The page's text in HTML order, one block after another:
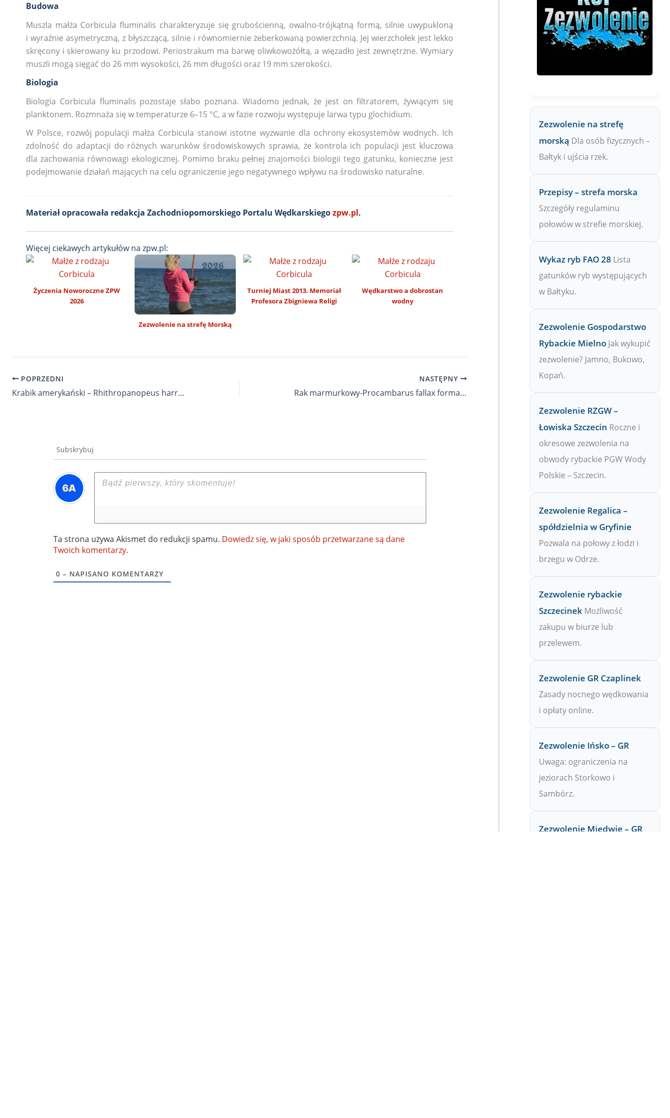
Budowa
Muszla małża Corbicula fluminalis charakteryzuje się grubościenną, owalno-trójkątną formą, silnie uwypukloną
i wyraźnie asymetryczną, z błyszczącą, silnie i równomiernie żeberkowaną powierzchnią. Jej wierzchołek jest lekko
skręcony i skierowany ku przodowi. Periostrakum ma barwę oliwkowożółtą, a więzadło jest zewnętrzne. Wymiary
muszli mogą sięgać do 26 mm wysokości, 26 mm długości oraz 19 mm szerokości.
Biologia
Biologia Corbicula fluminalis pozostaje słabo poznana. Wiadomo jednak, że jest on filtratorem, żywiącym się
planktonem. Rozmnaża się w temperaturze 6–15 °C, a w fazie rozwoju występuje larwa typu glochidium.
W Polsce, rozwój populacji małża Corbicula stanowi istotne wyzwanie dla ochrony ekosystemów wodnych. Ich
zdolność do adaptacji do różnych warunków środowiskowych sprawia, że kontrola ich populacji jest kluczowa
dla zachowania równowagi ekologicznej. Pomimo braku pełnej znajomości biologii tego gatunku, konieczne jest
podejmowanie działań mających na celu ograniczenie jego negatywnego wpływu na środowisko naturalne.
Materiał opracowała redakcja Zachodniopomorskiego Portalu Wędkarskiegozpw.pl.
Więcej ciekawych artykułów na zpw.pl:
Życzenia Noworoczne ZPW
2026
Zezwolenie na strefę Morską
Turniej Miast 2013. Memoriał
Profesora Zbigniewa Religi
Wędkarstwo a dobrostan
wodny
POPRZEDNI
Krabik amerykański – Rhithropanopeus harrisii
NASTĘPNY
Rak marmurkowy-Procambarus fallax forma virginalis
Subskrybuj
Ta strona używa Akismet do redukcji spamu. Dowiedz się, w jaki sposób przetwarzane są dane
Twoich komentarzy.
0 – NAPISANO KOMENTARZY
Zezwolenie na strefę
morską Dla osób fizycznych –
Bałtyk i ujścia rzek.
Przepisy – strefa morska
Szczegóły regulaminu
połowów w strefie morskiej.
Wykaz ryb FAO 28 Lista
gatunków ryb występujących
w Bałtyku.
Zezwolenie Gospodarstwo
Rybackie Mielno Jak wykupić
zezwolenie? Jamno, Bukowo,
Kopań.
Zezwolenie RZGW –
Łowiska Szczecin Roczne i
okresowe zezwolenia na
obwody rybackie PGW Wody
Polskie – Szczecin.
Zezwolenie Regalica –
spółdzielnia w Gryfinie
Pozwala na połowy z łodzi i
brzegu w Odrze.
Zezwolenie rybackie
Szczecinek Możliwość
zakupu w biurze lub
przelewem.
Zezwolenie GR Czaplinek
Zasady nocnego wędkowania
i opłaty online.
Zezwolenie Ińsko – GR
Uwaga: ograniczenia na
jeziorach Storkowo i
Sambórz.
Zezwolenie Miedwie – GR